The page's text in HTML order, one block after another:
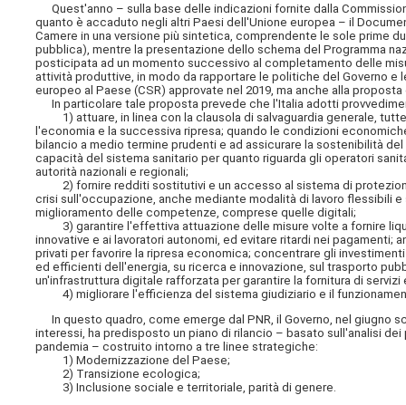
Quest'anno – sulla base delle indicazioni fornite dalla
quanto è accaduto negli altri Paesi dell'Unione europea – il
Camere in una versione più sintetica, comprendente le sole prime
pubblica), mentre la presentazione dello schema del Programma
posticipata ad un momento successivo al completamento delle
attività produttive, in modo da rapportare le politiche del Governo
europeo al Paese (CSR) approvate nel 2019, ma anche alla
In particolare tale proposta prevede che l'Italia adotti
1) attuare, in linea con la clausola di salvaguardia generale,
l'economia e la successiva ripresa; quando le condizioni
bilancio a medio termine prudenti e ad assicurare la sostenibilità
capacità del sistema sanitario per quanto riguarda gli operatori
autorità nazionali e regionali;
2) fornire redditi sostitutivi e un accesso al sistema di
crisi sull'occupazione, anche mediante modalità di lavoro flessibili
miglioramento delle competenze, comprese quelle digitali;
3) garantire l'effettiva attuazione delle misure volte a fornire
innovative e ai lavoratori autonomi, ed evitare ritardi nei
privati per favorire la ripresa economica; concentrare gli
ed efficienti dell'energia, su ricerca e innovazione, sul trasporto
un'infrastruttura digitale rafforzata per garantire la fornitura di servizi
4) migliorare l'efficienza del sistema giudiziario e il
In questo quadro, come emerge dal PNR, il Governo, nel giugno
interessi, ha predisposto un piano di rilancio – basato sull'analisi
pandemia – costruito intorno a tre linee strategiche:
1) Modernizzazione del Paese;
2) Transizione ecologica;
3) Inclusione sociale e territoriale, parità di genere.